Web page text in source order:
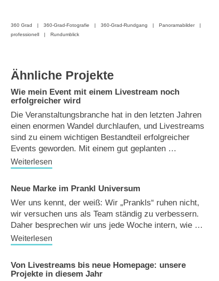
360 Grad 360-Grad-Fotografie 360-Grad-Rundgang
Panoramabilder
professionell
Rundumblick
Ähnliche Projekte
Wie mein Event mit einem Livestream noch
erfolgreicher wird
Die Veranstaltungsbranche hat in den letzten Jahren
einen enormen Wandel durchlaufen, und Livestreams
sind zu einem wichtigen Bestandteil erfolgreicher
Events geworden. Mit einem gut geplanten …
Weiterlesen
Neue Marke im Prankl Universum
Wer uns kennt, der weiß: Wir „Prankls“ ruhen nicht,
wir versuchen uns als Team ständig zu verbessern.
Daher besprechen wir uns jede Woche intern, wie …
Weiterlesen
Von Livestreams bis neue Homepage: unsere
Projekte in diesem Jahr